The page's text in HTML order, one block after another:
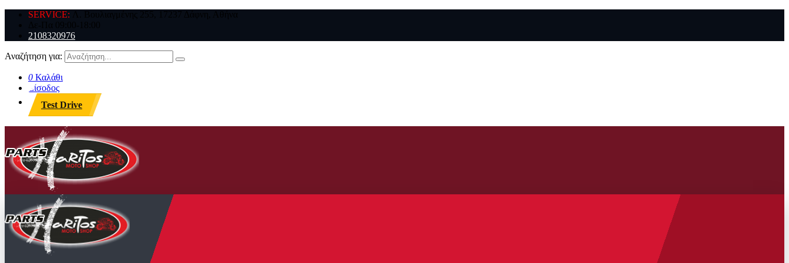
SERVICE:
2108320976
Αναζήτηση για:
0 Καλάθι
Είσοδος
Test Drive